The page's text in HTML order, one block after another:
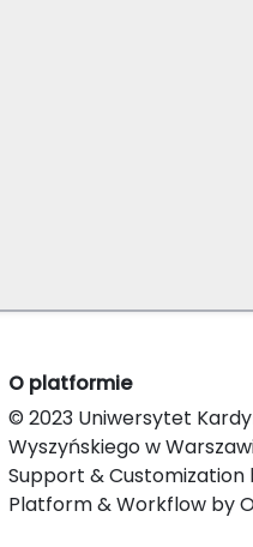
O platformie
© 2023 Uniwersytet
Wyszyńskiego w
Support & Customization
Platform & Workflow by